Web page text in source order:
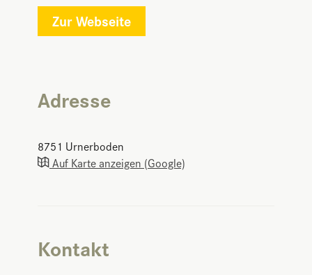
Zur Webseite
Adresse
8751 Urnerboden
Auf Karte anzeigen (Google)
Kontakt